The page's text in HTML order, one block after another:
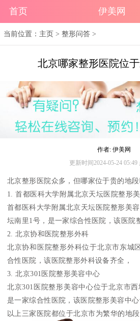
首页 伊美网
当前位置： 主页 >整形问答 >
北京哪家整形医院位
作者: 伊美网
更新时间2024-05-24 05:49
北京整形医院众多，但哪家位于贵的地段
1. 首都医科大学附属北京天坛医院整形
首都医科大学附属北京天坛医院整形美
坛南里1号，是一家综合性医院，该医院
2. 北京协和医院整形外科
北京协和医院整形外科位于北京市东城
合性医院，该医院整形外科设备齐全，
3. 北京301医院整形美容中心
北京301医院整形美容中心位于北京市西
是一家综合性医院，该医院整形美容中心
以上三家医院都位于北京市为繁华的地